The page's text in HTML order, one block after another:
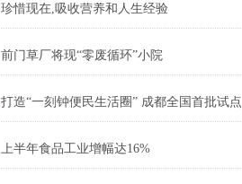
珍惜现在,吸收营养和人生经验
前门草厂将现“零废循环”小院
打造“一刻钟便民生活圈” 成都全国首批试点
上半年食品工业增幅达16%